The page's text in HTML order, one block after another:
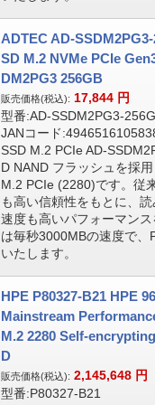
ADTEC AD-
SD M.2 NVMe PCIe
DM2PG3 256GB
販売価格(税込): 17,844 円
型番:AD-SSDM2PG3-256G
JANコード
SSD M.2 PCIe AD-
D NAND フラッシュを採
M.2 PCIe (2280)です。従
も高い信頼性をもとに、
速度も高いパフォーマン
は毎秒3000MBの速度で、
いたします。
HPE P80327-B21 HPE
Mainstream
M.2 2280 Self-
D
販売価格(税込): 2,145,648 円
型番:P80327-B21